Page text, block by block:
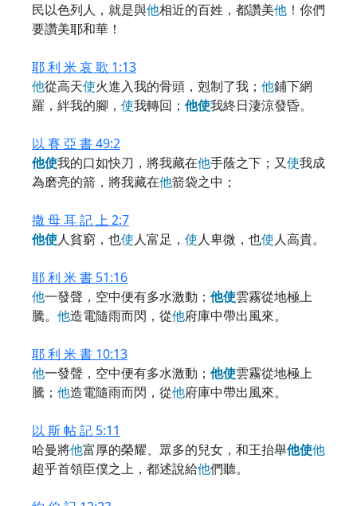
民以色列人，就是與他相近的百姓，都讚美他 ！你們
要讚美耶和華！
耶 利 米 哀 歌 1:13
他從高天使火進入我的骨頭，剋制了我； 他鋪下網
羅，絆我的腳， 使我轉回； 他使我終日淒涼發昏。
以 賽 亞 書 49:2
他使我的口如快刀，將我藏在他手蔭之下；又使我成
為磨亮的箭，將我藏在他箭袋之中；
撒 母 耳 記 上 2:7
他使人貧窮，也使人富足， 使人卑微，也使人高貴。
耶 利 米 書 51:16
他一發聲，空中便有多水激動； 他使雲霧從地極上
騰。 他造電隨雨而閃，從他府庫中帶出風來。
耶 利 米 書 10:13
他一發聲，空中便有多水激動； 他使雲霧從地極上
騰； 他造電隨雨而閃，從他府庫中帶出風來。
以 斯 帖 記 5:11
哈曼將他富厚的榮耀、眾多的兒女，和王抬舉他使他
超乎首領臣僕之上，都述說給他們聽。